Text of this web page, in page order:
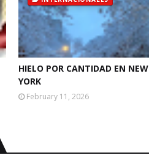
HIELO POR CANTIDAD EN NEW
YORK
February 11, 2026